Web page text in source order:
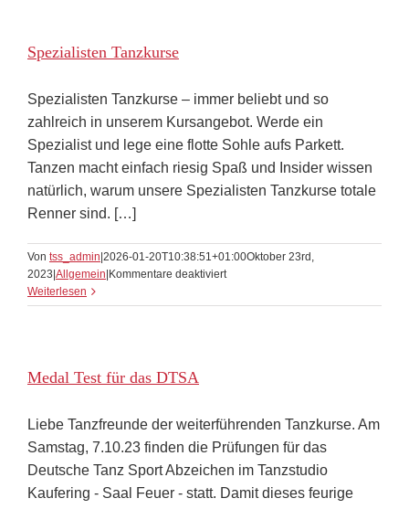
Spezialisten Tanzkurse
Spezialisten Tanzkurse – immer beliebt und so
zahlreich in unserem Kursangebot. Werde ein
Spezialist und lege eine flotte Sohle aufs Parkett.
Tanzen macht einfach riesig Spaß und Insider wissen
natürlich, warum unsere Spezialisten Tanzkurse totale
Renner sind. […]
Von tss_admin 2026-01-20T10:38:51+01:00Oktober 23rd,
2023 Allgemein Kommentare deaktiviertfür
Tanzkurse
Weiterlesen
Medal Test für das DTSA
Liebe Tanzfreunde der weiterführenden Tanzkurse. Am
Samstag, 7.10.23 finden die Prüfungen für das
Deutsche Tanz Sport Abzeichen im Tanzstudio
Kaufering - Saal Feuer - statt. Damit dieses feurige